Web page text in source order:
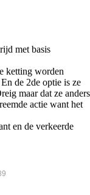
met basis
ketting worden
de 2de optie is ze
maar dat ze anders
actie want het
en de verkeerde